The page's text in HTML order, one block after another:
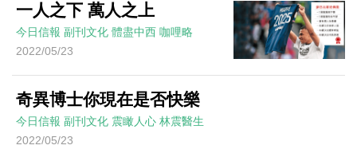
一人之下 萬人之上
今日信報 副刊文化 體盡中西 咖哩略
2022/05/23
奇異博士你現在是否快樂
今日信報 副刊文化 震瞰人心 林震醫生
2022/05/23